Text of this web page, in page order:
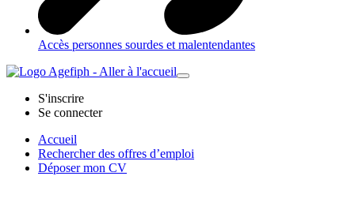
Accès personnes sourdes et malentendantes
S'inscrire
Se connecter
Accueil
Rechercher des offres d’emploi
Déposer mon CV